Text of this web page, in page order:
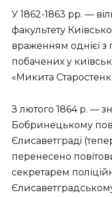
У 1862-1863 рр. —
факультету
враженням однієї
побачених у
«Микита
З лютого 1864 р. —
Бобринецькому
Єлисаветградi
перенесено
секретарем